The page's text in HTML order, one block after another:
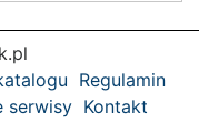
Regulamin
serwisy Kontakt